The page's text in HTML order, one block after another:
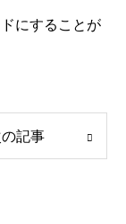
にすることが
記事